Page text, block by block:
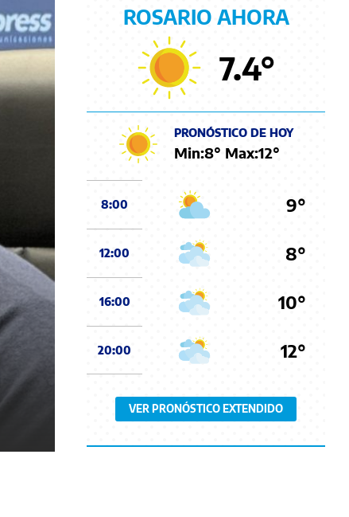
ROSARIO AHORA
7.4°
PRONÓSTICO DE HOY
Min:8° Max:12°
8:00 9°
12:00 8°
16:00 10°
20:00 12°
VER PRONÓSTICO EXTENDIDO